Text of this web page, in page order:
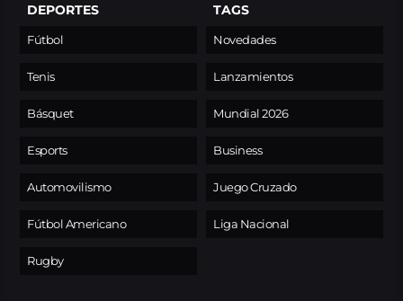
DEPORTES
Fútbol
Tenis
Básquet
Esports
Automovilismo
Fútbol Americano
Rugby
TAGS
Novedades
Lanzamientos
Mundial 2026
Business
Juego Cruzado
Liga Nacional